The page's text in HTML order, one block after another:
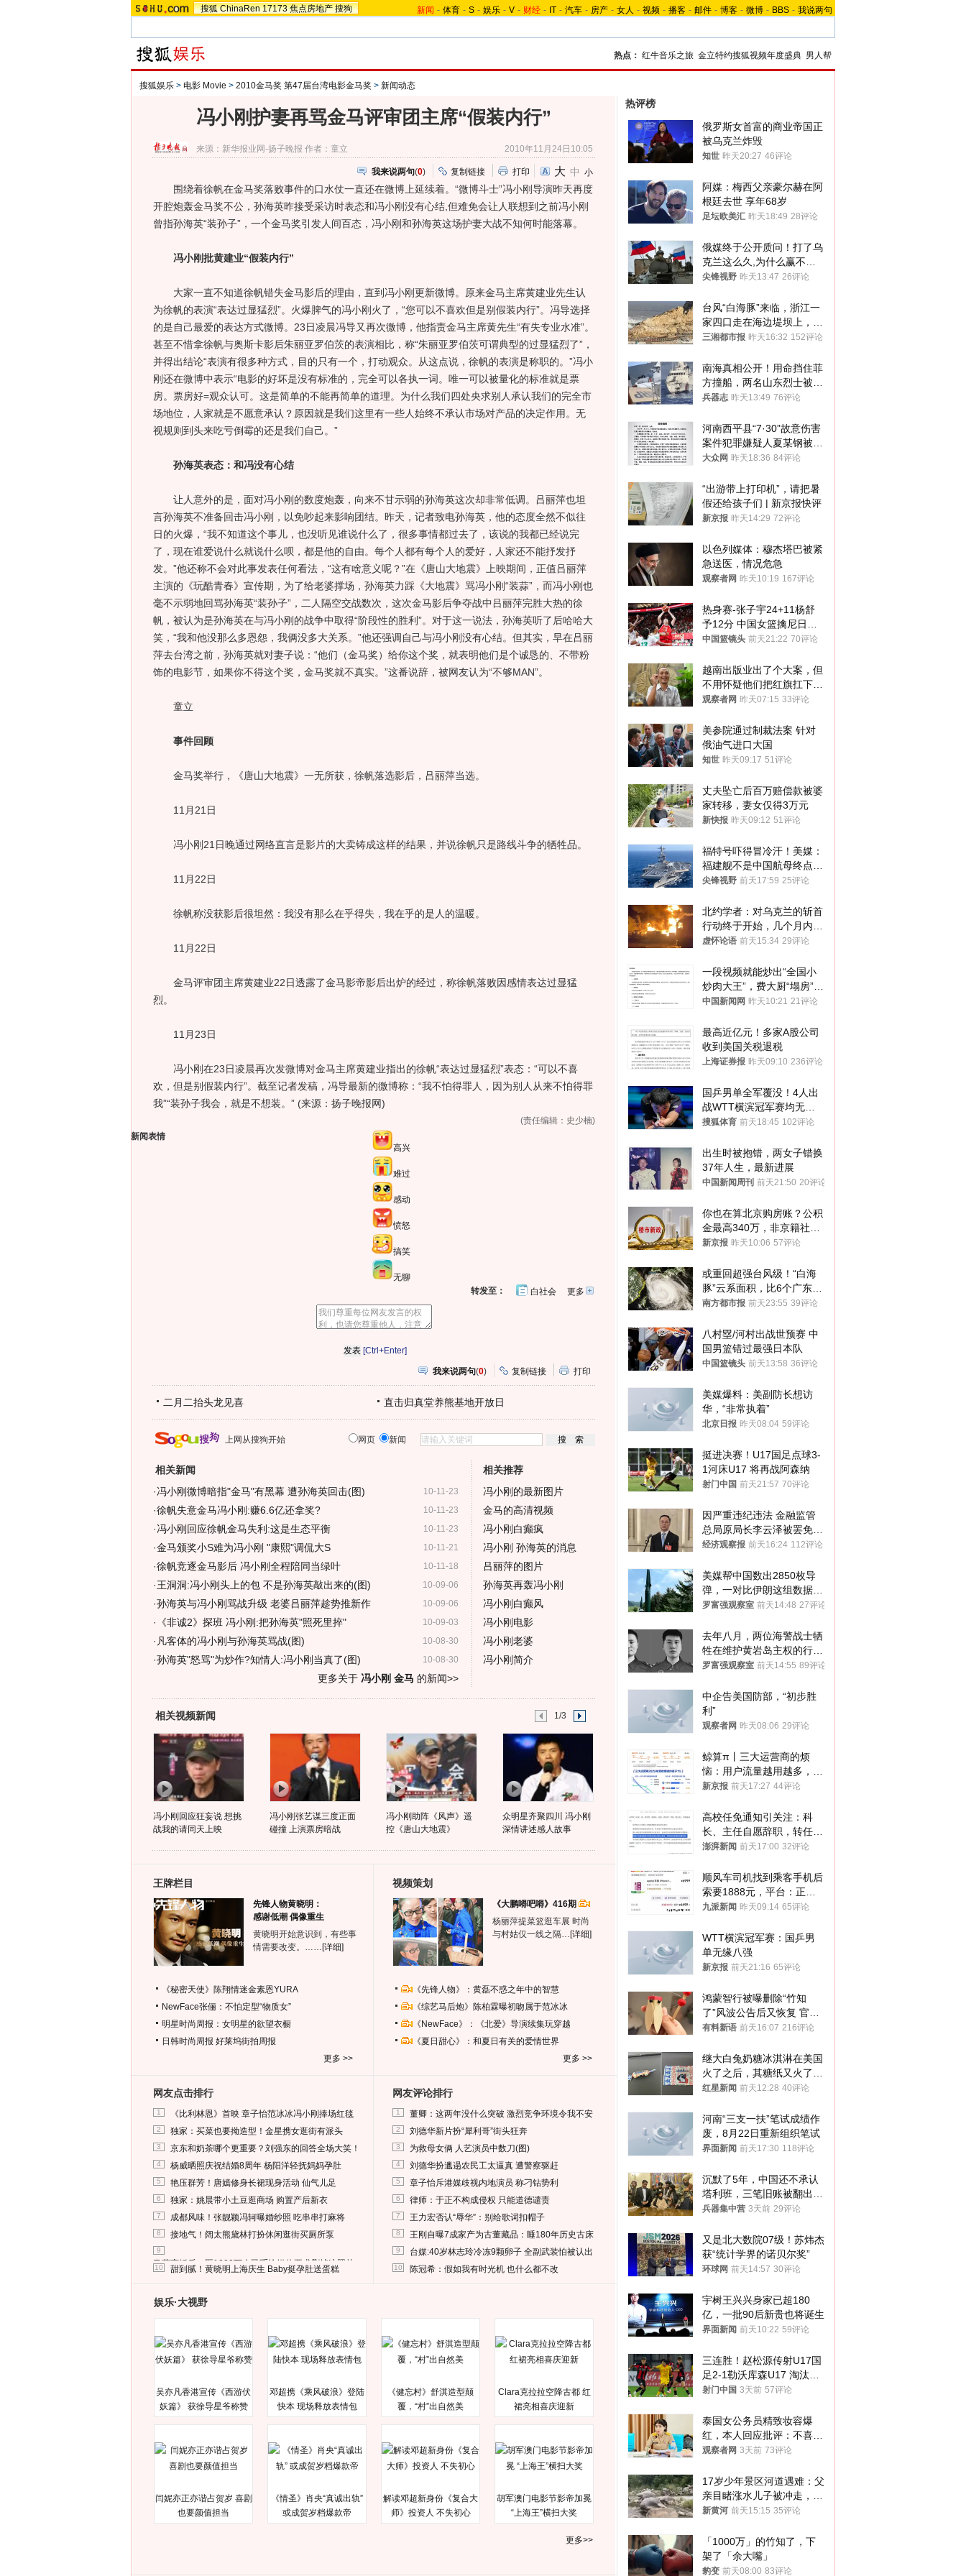
搜狐 ChinaRen 17173 焦点房地产 搜狗 新闻 - 体育 - S - 娱乐 - V - 财经 - IT - 汽车 - 房产 - 女人 - 视频 - 播客 - 邮件 - 博客 - 微博 - BBS - 我说两句
热点： 红牛音乐之旅 金立特约搜狐视频年度盛典 男人帮
搜狐娱乐 > 电影 Movie > 2010金马奖 第47届台湾电影金马奖 > 新闻动态
冯小刚护妻再骂金马评审团主席“假装内行”
来源： 新华报业网-扬子晚报 作者：童立 2010年11月24日10:05
我来说两句(0) 复制链接 打印 大 中 小
围绕着徐帆在金马奖落败事件的口水仗一直还在微博上延续着。“微博斗士”冯小刚导演昨天再度
开腔炮轰金马奖不公，孙海英昨接受采访时表态和冯小刚没有心结,但难免会让人联想到之前冯小刚
曾指孙海英“装孙子”，一个金马奖引发人间百态，冯小刚和孙海英这场护妻大战不知何时能落幕。
冯小刚批黄建业“假装内行”
大家一直不知道徐帆错失金马影后的理由，直到冯小刚更新微博。原来金马主席黄建业先生认
为徐帆的表演“表达过显猛烈”。火爆脾气的冯小刚火了，“您可以不喜欢但是别假装内行”。冯导选择
的是自己最爱的表达方式微博。23日凌晨冯导又再次微博，他指责金马主席黄先生“有失专业水准”。
甚至不惜拿徐帆与奥斯卡影后朱丽亚罗伯茨的表演相比，称“朱丽亚罗伯茨可谓典型的过显猛烈了”，
并得出结论“表演有很多种方式，目的只有一个，打动观众。从这点说，徐帆的表演是称职的。”冯小
刚还在微博中表示“电影的好坏是没有标准的，完全可以各执一词。唯一可以被量化的标准就是票
房。票房好=观众认可。这是简单的不能再简单的道理。为什么我们四处央求别人承认我们的完全市
场地位，人家就是不愿意承认？原因就是我们这里有一些人始终不承认市场对产品的决定作用。无
视规则到头来吃亏倒霉的还是我们自己。”
孙海英表态：和冯没有心结
让人意外的是，面对冯小刚的数度炮轰，向来不甘示弱的孙海英这次却非常低调。吕丽萍也坦
言孙海英不准备回击冯小刚，以免吵起来影响团结。昨天，记者致电孙海英，他的态度全然不似往
日的火爆，“我不知道这个事儿，也没听见谁说什么了，很多事情都过去了，该说的我都已经说完
了，现在谁爱说什么就说什么呗，都是他的自由。每个人都有每个人的爱好，人家还不能抒发抒
发。”他还称不会对此事发表任何看法，“这有啥意义呢？”在《唐山大地震》上映期间，正值吕丽萍
主演的《玩酷青春》宣传期，为了给老婆撑场，孙海英力踩《大地震》骂冯小刚“装蒜”，而冯小刚也
毫不示弱地回骂孙海英“装孙子”，二人隔空交战数次，这次金马影后争夺战中吕丽萍完胜大热的徐
帆，被认为是孙海英在与冯小刚的战争中取得“阶段性的胜利”。对于这一说法，孙海英听了后哈哈大
笑，“我和他没那么多恩怨，我俩没多大关系。”他还强调自己与冯小刚没有心结。但其实，早在吕丽
萍去台湾之前，孙海英就对妻子说：“他们（金马奖）给你这个奖，就表明他们是个诚恳的、不带粉
饰的电影节，如果你不得这个奖，金马奖就不真实。”这番说辞，被网友认为“不够MAN”。
童立
事件回顾
金马奖举行，《唐山大地震》一无所获，徐帆落选影后，吕丽萍当选。
11月21日
冯小刚21日晚通过网络直言是影片的大卖铸成这样的结果，并说徐帆只是路线斗争的牺牲品。
11月22日
徐帆称没获影后很坦然：我没有那么在乎得失，我在乎的是人的温暖。
11月22日
金马评审团主席黄建业22日透露了金马影帝影后出炉的经过，称徐帆落败因感情表达过显猛
烈。
11月23日
冯小刚在23日凌晨再次发微博对金马主席黄建业指出的徐帆“表达过显猛烈”表态：“可以不喜
欢，但是别假装内行”。截至记者发稿，冯导最新的微博称：“我不怕得罪人，因为别人从来不怕得罪
我”“装孙子我会，就是不想装。” (来源：扬子晚报网)
(责任编辑：史少楠)
新闻表情
高兴
难过
感动
愤怒
搞笑
无聊
更多开
转发至： 白社会
[Ctrl+Enter]
我来说两句(0) 复制链接 打印
二月二抬头龙见喜 直击归真堂养熊基地开放日
上网从搜狗开始 网页 新闻
相关新闻
10-11-23
·冯小刚微博暗指"金马"有黑幕 遭孙海英回击(图)
10-11-23
·徐帆失意金马冯小刚:赚6.6亿还拿奖?
10-11-23
·冯小刚回应徐帆金马失利:这是生态平衡
10-11-21
·金马颁奖小S难为冯小刚 "康熙"调侃大S
10-11-18
·徐帆竞逐金马影后 冯小刚全程陪同当绿叶
10-09-06
·王洞洞:冯小刚头上的包 不是孙海英敲出来的(图)
10-09-06
·孙海英与冯小刚骂战升级 老婆吕丽萍趁势推新作
10-09-03
· 《非诚2》探班 冯小刚:把孙海英"照死里捽"
10-08-30
· 凡客体的冯小刚与孙海英骂战(图)
10-08-30
·孙海英"怒骂"为炒作?知情人:冯小刚当真了(图)
更多关于 冯小刚 金马 的新闻>>
相关推荐
冯小刚的最新图片
金马的高清视频
冯小刚白癫疯
冯小刚 孙海英的消息
吕丽萍的图片
孙海英再轰冯小刚
冯小刚白癫风
冯小刚电影
冯小刚老婆
冯小刚简介
相关视频新闻 1/3
冯小刚回应狂妄说 想挑
战我的请同天上映
冯小刚张艺谋三度正面
碰撞 上演票房暗战
冯小刚助阵《风声》遥
控《唐山大地震》
众明星齐聚四川 冯小刚
深情讲述感人故事
王牌栏目
先锋人物黄晓明：
感谢低潮 偶像重生
黄晓明开始意识到，有些事
情需要改变。…… [详细]
《秘密天使》陈翔情迷金素恩YURA
NewFace张俪：不怕定型“物质女”
明星时尚周报：女明星的欲望衣橱
日韩时尚周报 好莱坞街拍周报
更多 >>
视频策划
《大鹏嘚吧嘚》416期
杨丽萍提菜篮逛车展 时尚
与村姑仅一线之隔… [详细]
《先锋人物》：黄磊不惑之年中的智慧
《综艺马后炮》陈柏霖曝初吻属于范冰冰
《NewFace》：《北爱》导演续集玩穿越
《夏日甜心》：和夏日有关的爱情世界
更多 >>
网友点击排行
1 《比利林恩》首映 章子怡范冰冰冯小刚捧场红毯
2 独家：买菜也要拗造型！金星携女逛街有派头
3 京东和奶茶哪个更重要？刘强东的回答全场大笑！
4 杨威晒照庆祝结婚8周年 杨阳洋轻抚妈妈孕肚
5 艳压群芳！唐嫣修身长裙现身活动 仙气儿足
6 独家：姚晨带小土豆逛商场 购置产后新衣
7 成都风味！张靓颖冯轲曝婚纱照 吃串串打麻将
8 接地气！阔太熊黛林打扮休闲逛街买厕所泵
9
马蓉离婚后，砸1000万人民币给媒体要求删掉这照片
10 甜到腻！黄晓明上海庆生 Baby挺孕肚送蛋糕
网友评论排行
1 董卿：这两年没什么突破 激烈竞争环境令我不安
2 刘德华新片扮“犀利哥”街头狂奔
3 为救母女俩 人艺演员中数刀(图)
4 刘德华扮邋遢农民工太逼真 遭警察驱赶
5 章子怡斥港媒歧视内地演员 称刁钻势利
6 律师：于正不构成侵权 只能道德谴责
7 王力宏否认“辱华”：别给歌词扣帽子
8 王刚自曝7成家产为古董藏品：睡180年历史古床
9 台媒:40岁林志玲冷冻9颗卵子 全副武装怕被认出
10 陈冠希：假如我有时光机 也什么都不改
娱乐·大视野
吴亦凡香港宣传《西游伏
妖篇》 获徐导星爷称赞
邓超携《乘风破浪》登陆
快本 现场释放表情包
《健忘村》舒淇造型颠
覆，“村”出自然美
Clara克拉拉空降古都 红
裙亮相喜庆迎新
闫妮亦正亦谐占贺岁 喜剧
也要颜值担当
《情圣》肖央“真诚出轨”
或成贺岁档爆款帝
解读邓超新身份《复合大
师》投资人 不失初心
胡军澳门电影节影帝加冕
“上海王”横扫大奖
更多>>
热评榜
俄罗斯女首富的商业帝国正
被乌克兰炸毁
知世 昨天20:27 46评论
阿媒：梅西父亲豪尔赫在阿
根廷去世 享年68岁
足坛欧美汇 昨天18:49 28评论
俄媒终于公开质问！打了乌
克兰这么久,为什么赢不了?
答案令人沉默
尖锋视野 昨天13:47 26评论
台风“白海豚”来临，浙江一
家四口走在海边堤坝上，其
中9岁男孩被巨浪卷入海
三湘都市报 昨天16:32 152评论
南海真相公开！用命挡住菲
方撞船，两名山东烈士被授
武警最高荣誉
兵器志 昨天13:49 76评论
河南西平县“7·30”故意伤害
案件犯罪嫌疑人夏某钢被抓
获
大众网 昨天18:36 84评论
“出游带上打印机”，请把暑
假还给孩子们 | 新京报快评
新京报 昨天14:29 72评论
以色列媒体：穆杰塔巴被紧
急送医，情况危急
观察者网 昨天10:19 167评论
热身赛-张子宇24+11杨舒
予12分 中国女篮擒尼日利
亚
中国篮镜头 前天21:22 70评论
越南出版业出了个大案，但
不用怀疑他们把红旗扛下去
的决心
观察者网 昨天07:15 33评论
美参院通过制裁法案 针对
俄油气进口大国
知世 昨天09:17 51评论
丈夫坠亡后百万赔偿款被婆
家转移，妻女仅得3万元
新快报 昨天09:12 51评论
福特号吓得冒冷汗！美媒：
福建舰不是中国航母终点，
而是新起点！
尖锋视野 前天17:59 25评论
北约学者：对乌克兰的斩首
行动终于开始，几个月内乌
将投降
虚怀论语 前天15:34 29评论
一段视频就能炒出“全国小
炒肉大王”，费大厨“塌房”了
吗？
中国新闻网 昨天10:21 21评论
最高近亿元！多家A股公司
收到美国关税退税
上海证券报 昨天09:10 236评论
国乒男单全军覆没！4人出
战WTT横滨冠军赛均无缘
八强
搜狐体育 前天18:45 102评论
出生时被抱错，两女子错换
37年人生，最新进展
中国新闻周刊 前天21:50 20评论
你也在算北京购房账？公积
金最高340万，非京籍社保
1年
新京报 昨天10:06 57评论
或重回超强台风级！“白海
豚”云系面积，比6个广东还
大！深圳官方：注意这件事
南方都市报 前天23:55 39评论
八村塁/河村出战世预赛 中
国男篮错过最强日本队
中国篮镜头 前天13:58 36评论
美媒爆料：美副防长想访
华，“非常执着”
北京日报 昨天08:04 59评论
挺进决赛！U17国足点球3-
1河床U17 将再战阿森纳
射门中国 前天21:57 70评论
因严重违纪违法 金融监管
总局原局长李云泽被罢免全
国人大代表
经济观察报 前天16:24 112评论
美媒帮中国数出2850枚导
弹，一对比伊朗这组数据，
发现出大事了
罗富强观察室 前天14:48 27评论
去年八月，两位海警战士牺
牲在维护黄岩岛主权的行动
中
罗富强观察室 前天14:55 89评论
中企告美国防部，“初步胜
利”
观察者网 昨天08:06 29评论
鲸算π丨三大运营商的烦
恼：用户流量越用越多，收
入却越来越少
新京报 前天17:27 44评论
高校任免通知引关注：科
长、主任自愿辞职，转任思
政辅导员
澎湃新闻 前天17:00 32评论
顺风车司机找到乘客手机后
索要1888元，平台：正和
司机沟通协商
九派新闻 昨天09:14 65评论
WTT横滨冠军赛：国乒男
单无缘八强
新京报 前天21:16 65评论
鸿蒙智行被曝删除“竹知
了”风波公告后又恢复 官媒
曾力挺：劝华为要大度的，
有料新语 前天16:07 216评论
继大白兔奶糖冰淇淋在美国
火了之后，其糖纸又火了！
海外博主盛赞：平面设计经
红星新闻 前天12:28 40评论
河南“三支一扶”笔试成绩作
废，8月22日重新组织笔试
界面新闻 前天17:30 118评论
沉默了5年，中国还不承认
塔利班，三笔旧账被翻出，
最大风险出现
兵器集中营 3天前 29评论
又是北大数院07级！苏炜杰
获“统计学界的诺贝尔奖”
环球网 前天14:57 30评论
宇树王兴兴身家已超180
亿，一批90后新贵也将诞生
界面新闻 前天10:22 59评论
三连胜！赵松源传射U17国
足2-1勒沃库森U17 淘汰赛
将战河床
射门中国 3天前 57评论
泰国女公务员精致妆容爆
红，本人回应批评：不喜欢
就别看
观察者网 3天前 73评论
17岁少年景区河道遇难：父
亲目睹涨水儿子被冲走，当
地排除上游泄洪，家属盼厘
新黄河 前天15:15 35评论
「1000万」的竹知了，下
架了「余大嘴」
豹变 前天08:00 83评论